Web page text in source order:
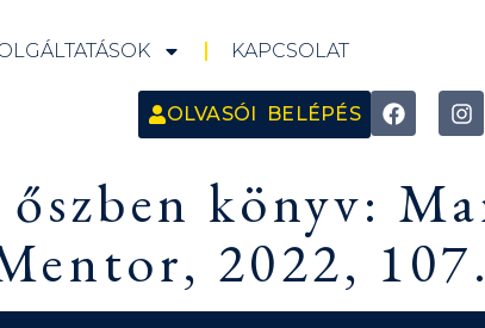
KAPCSOLAT
OLVASÓI BELÉPÉS
könyv:
2022, 107.